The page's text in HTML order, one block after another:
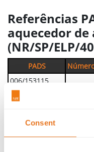
Consent
006/153113
Referências
aquecedor de
(NR/SP/ELP/
PADS
006/153115
006/153116
006/153118
006/153119